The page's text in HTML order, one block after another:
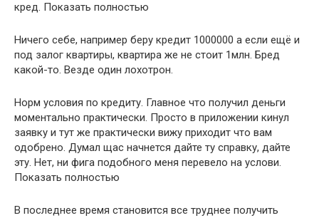
кред. Показать полностью
Ничего себе, например беру кредит 1000000 а если ещё и
под залог квартиры, квартира же не стоит 1млн. Бред
какой-то. Везде один лохотрон.
Норм условия по кредиту. Главное что получил деньги
моментально практически. Просто в приложении кинул
заявку и тут же практически вижу приходит что вам
одобрено. Думал щас начнется дайте ту справку, дайте
эту. Нет, ни фига подобного меня перевело на услови.
Показать полностью
В последнее время становится все труднее получить